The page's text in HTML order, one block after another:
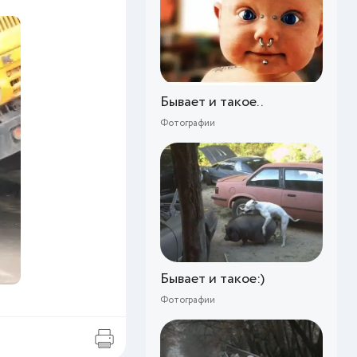
Бывает и такое..
Фотографии
Бывает и такое:)
Фотографии